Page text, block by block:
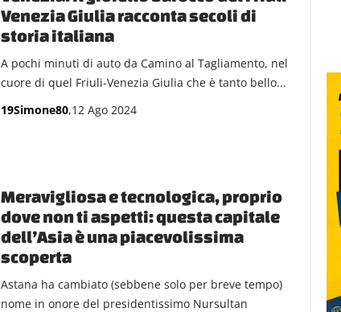
Venezia Giulia racconta secoli di
storia italiana
A pochi minuti di auto da Camino al Tagliamento, nel
cuore di quel Friuli-Venezia Giulia che è tanto bello...
19Simone80,12 Ago 2024
Meravigliosa e tecnologica, proprio
dove non ti aspetti: questa capitale
dell’Asia è una piacevolissima
scoperta
Astana ha cambiato (sebbene solo per breve tempo)
nome in onore del presidentissimo Nursultan